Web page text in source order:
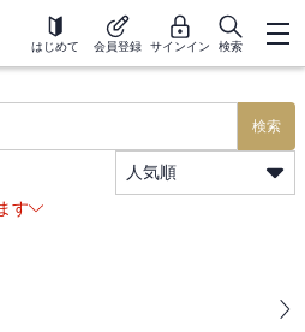
はじめて 会員登録 サインイン 検索
検索
人気順
す